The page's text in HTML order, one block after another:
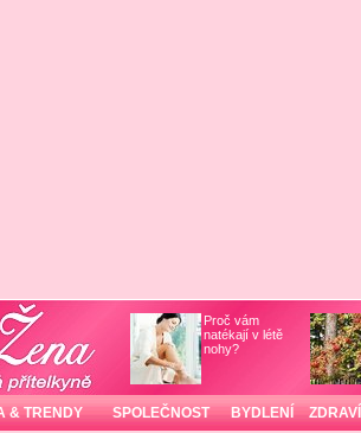
Proč vám
natékají v létě
nohy?
& TRENDY SPOLEČNOST BYDLENÍ ZDRAVÍ